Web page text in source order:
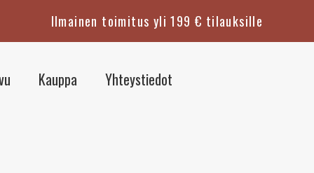
Ilmainen toimitus yli 199 € tilauksille
Kauppa Yhteystiedot